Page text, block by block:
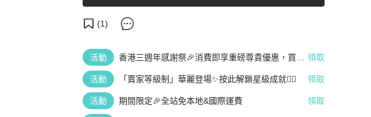
(1)
活動
香港三週年感謝祭🎉消費即享重磅尊貴優惠，買越
領取
活動 「賣家等級制」華麗登場✨按此解鎖星級成就👆🏻 領取
活動 期間限定🎉全站免本地&國際運費 領取